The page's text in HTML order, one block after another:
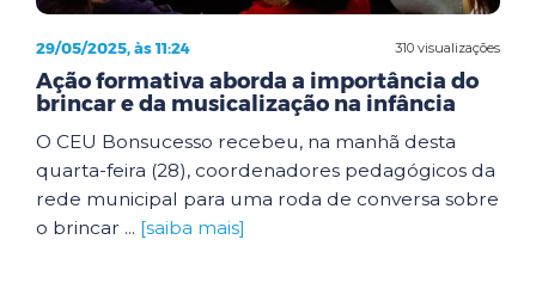
310 visualizações
29/05/2025, às 11:24
Ação formativa aborda a importância do
brincar e da musicalização na infância
O CEU Bonsucesso recebeu, na manhã desta
quarta-feira (28), coordenadores pedagógicos da
rede municipal para uma roda de conversa sobre
o brincar ... [saiba mais]